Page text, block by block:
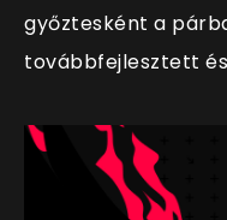
győztesként a
továbbfejlesztett